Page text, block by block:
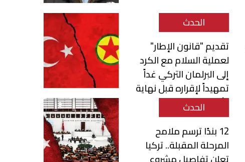
الحدث
تقديم "قانون الإطار"
لعملية السلام مع الكرد
إلى البرلمان التركي غداً
تمهيداً لإقراره قبل نهاية
الأسبوعالحدث
12 بندًا ترسم ملامح
المرحلة المقبلة.. تركيا